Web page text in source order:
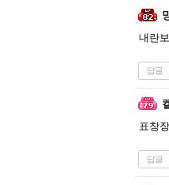
내란
답글
표창
답글